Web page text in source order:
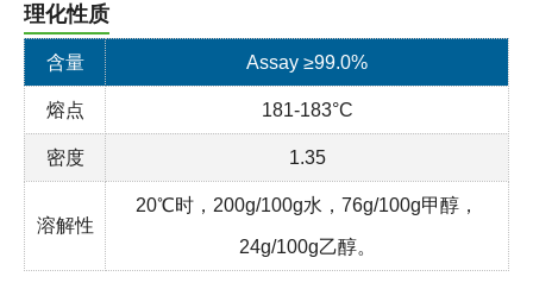
理化性质
含量 Assay ≥99.0%
熔点 181-183°C
密度 1.35
溶解性
20℃时，200g/100g水，76g/100g甲醇，
24g/100g乙醇。